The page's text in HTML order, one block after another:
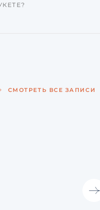
СМОТРЕТЬ ВСЕ ЗАПИСИ